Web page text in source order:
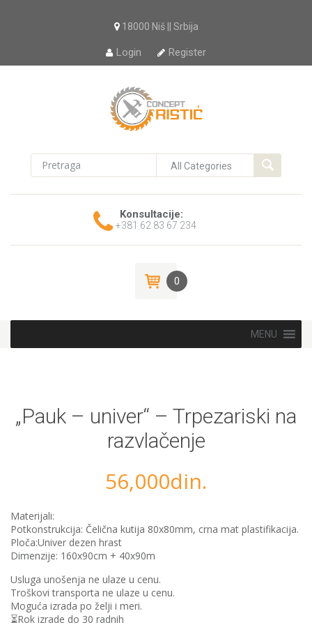
18000 Niš || Srbija
Login Register
Konsultacije:
+381 62 83 67 234
0
Skip to content
MENU
„Pauk – univer“ – Trpezariski na
razvlačenje
56,000din.
Materijali:
Potkonstrukcija: Čelična kutija 80x80mm, crna mat plastifikacija.
️Ploča:Univer dezen hrast
Dimenzije: 160x90cm + 40x90m
Usluga unošenja ne ulaze u cenu.
Troškovi transporta ne ulaze u cenu.
Moguća izrada po želji i meri.
⏳Rok izrade do 30 radnih